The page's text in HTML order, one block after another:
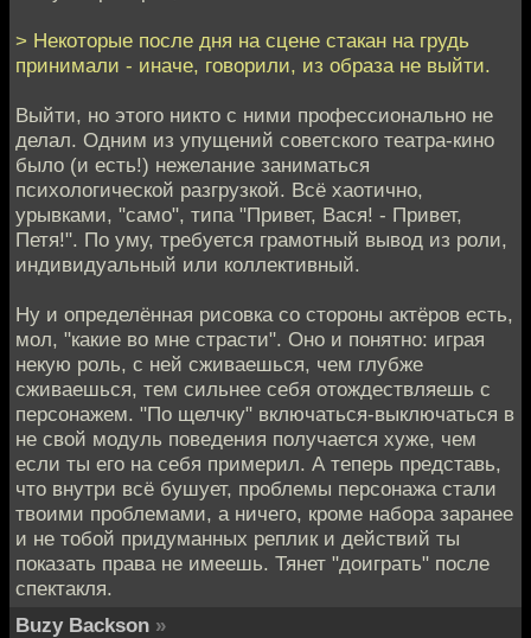
> Некоторые после дня на сцене стакан на грудь
принимали - иначе, говорили, из образа не выйти.
Выйти, но этого никто с ними профессионально не
делал. Одним из упущений советского театра-кино
было (и есть!) нежелание заниматься
психологической разгрузкой. Всё хаотично,
урывками, "само", типа "Привет, Вася! - Привет,
Петя!". По уму, требуется грамотный вывод из роли,
индивидуальный или коллективный.
Ну и определённая рисовка со стороны актёров есть,
мол, "какие во мне страсти". Оно и понятно: играя
некую роль, с ней сживаешься, чем глубже
сживаешься, тем сильнее себя отождествляешь с
персонажем. "По щелчку" включаться-выключаться в
не свой модуль поведения получается хуже, чем
если ты его на себя примерил. А теперь представь,
что внутри всё бушует, проблемы персонажа стали
твоими проблемами, а ничего, кроме набора заранее
и не тобой придуманных реплик и действий ты
показать права не имеешь. Тянет "доиграть" после
спектакля.
Buzy Backson »